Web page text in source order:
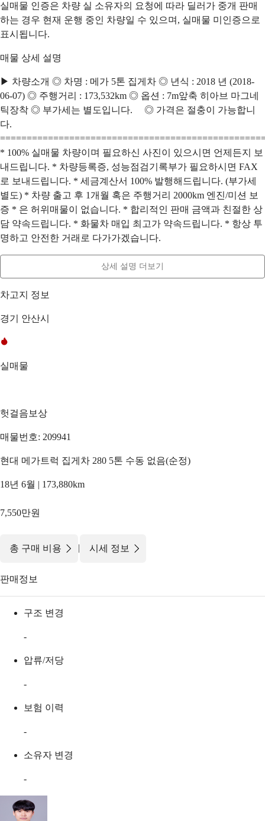
실매물 인증은 차량 실 소유자의 요청에 따라 딜러가 중개 판매
하는 경우 현재 운행 중인 차량일 수 있으며, 실매물 미인증으로
표시됩니다.
매물 상세 설명
▶ 차량소개 ◎ 차명 : 메가 5톤 집게차 ◎ 년식 : 2018 년 (2018-
06-07) ◎ 주행거리 : 173,532km ◎ 옵션 : 7m앞축 히아브 마그네
틱장착 ◎ 부가세는 별도입니다. ◎ 가격은 절충이 가능합니
다.
* 100% 실매물 차량이며 필요하신 사진이 있으시면 언제든지 보
내드립니다. * 차량등록증, 성능점검기록부가 필요하시면 FAX
로 보내드립니다. * 세금계산서 100% 발행해드립니다. (부가세
별도) * 차량 출고 후 1개월 혹은 주행거리 2000km 엔진/미션 보
증 * 은 허위매물이 없습니다. * 합리적인 판매 금액과 친절한 상
담 약속드립니다. * 화물차 매입 최고가 약속드립니다. * 항상 투
명하고 안전한 거래로 다가가겠습니다.
상세 설명 더보기
차고지 정보
경기 안산시
실매물
헛걸음보상
매물번호: 209941
현대 메가트럭 집게차 280 5톤 수동 없음(순정)
18년 6월 | 173,880km
7,550만원
총 구매 비용 | 시세 정보
판매정보
구조 변경
-
압류/저당
-
보험 이력
-
소유자 변경
-